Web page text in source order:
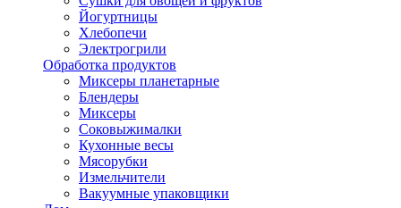
Йогуртницы
Хлебопечи
Электрогрили
Обработка продуктов
Миксеры планетарные
Блендеры
Миксеры
Соковыжималки
Кухонные весы
Мясорубки
Измельчители
Вакуумные упаковщики